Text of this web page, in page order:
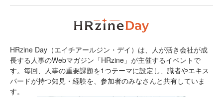
HRzine Day（エイチアールジン・デイ）は、人が活き会社が成
長する人事のWebマガジン「HRzine」が主催するイベントで
す。毎回、人事の重要課題を1つテーマに設定し、識者やエキス
パードが持つ知見・経験を、参加者のみなさんと共有していま
す。